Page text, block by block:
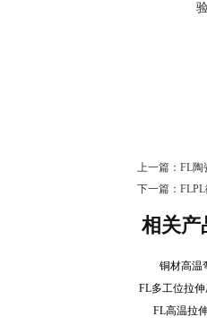
上一篇： FL陶
下一篇：
相关产
铜材高温
FL高温拉